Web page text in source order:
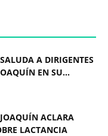
A DIRIGENTES
EN SU...
ACLARA
LACTANCIA